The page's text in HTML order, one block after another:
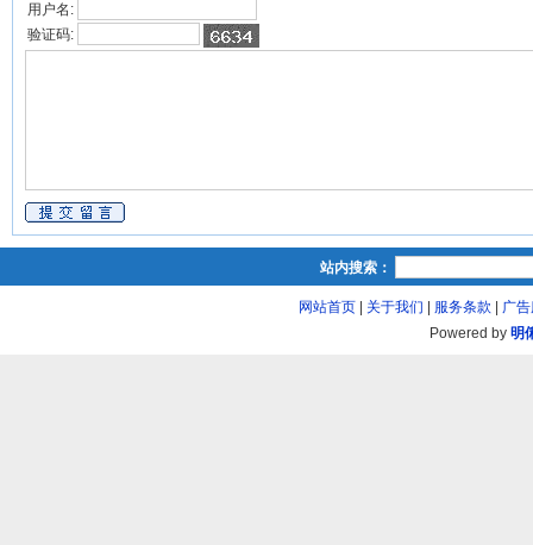
用户名:
验证码:
站内搜索：
网站首页| 关于我们 服务条款
广
Powered by 明